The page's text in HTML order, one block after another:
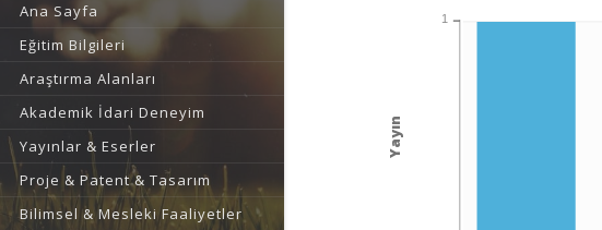
Ana Sayfa
Eğitim Bilgileri
Araştırma Alanları
Akademik İdari Deneyim
Yayınlar & Eserler
Proje & Patent & Tasarım
Bilimsel & Mesleki Faaliyetler
1
Yayın